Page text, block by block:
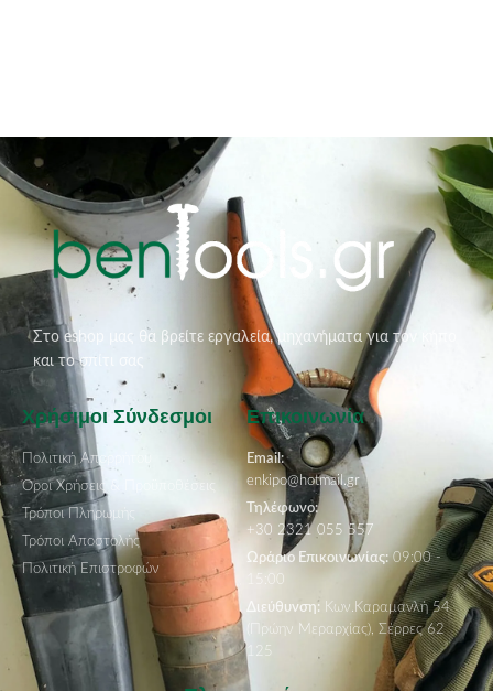
Στο eshop μας θα βρείτε εργαλεία, μηχανήματα για τον κήπο
και το σπίτι σας
Χρήσιμοι Σύνδεσμοι
Πολιτική Απορρήτου
Όροι Χρήσεις & Προϋποθέσεις
Τρόποι Πληρωμής
Τρόποι Αποστολής
Πολιτική Επιστροφών
Επικοινωνία
Email:
enkipo@hotmail.gr
Τηλέφωνο:
+30 2321 055 557
Ωράριο Επικοινωνίας: 09:00 -
15:00
Διεύθυνση: Κων.Καραμανλή 54
(Πρώην Μεραρχίας), Σέρρες 62
125